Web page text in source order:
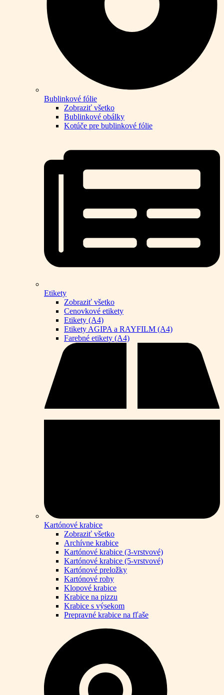
Bublinkové fólie
Zobraziť všetko
Bublinkové obálky
Kotúče pre bublinkové fólie
Etikety
Zobraziť všetko
Cenovkové etikety
Etikety (A4)
Etikety AGIPA a RAYFILM (A4)
Farebné etikety (A4)
Kartónové krabice
Zobraziť všetko
Archívne krabice
Kartónové krabice (3-vrstvové)
Kartónové krabice (5-vrstvové)
Kartónové preložky
Kartónové rohy
Klopové krabice
Krabice na pizzu
Krabice s výsekom
Prepravné krabice na fľaše